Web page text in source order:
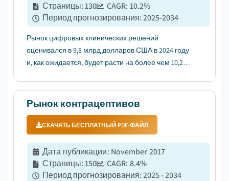
Страницы:130 CAGR: 10.2%
Период прогнозирования:2025-2034
Рынок цифровых клинических решений
оценивался в 9,8 млрд долларов США в 2024 году
и, как ожидается, будет расти на более чем 10,2% в
телемедицину....
Рынок контрацептивов
СКАЧАТЬ БЕСПЛАТНЫЙ PDF-ФАЙЛ
Дата публикации: November 2017
Страницы:150 CAGR: 8.4%
Период прогнозирования:2025 - 2034